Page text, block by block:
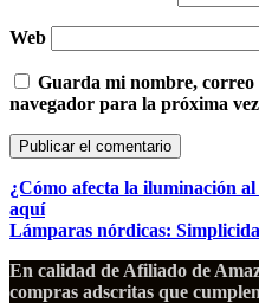
Web
Guarda mi nombre, correo
navegador para la próxima
¿Cómo afecta la iluminación
aquí
Lámparas nórdicas:
En calidad de Afiliado de
compras adscritas que